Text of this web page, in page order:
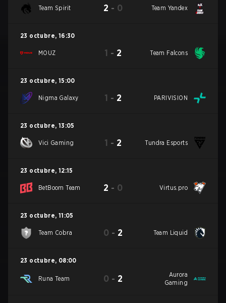
Team Spirit 2 - 0 Team Yandex
23 octubre, 16:30
MOUZ 1 - 2 Team Falcons
23 octubre, 15:00
Nigma Galaxy 1 - 2 PARIVISION
23 octubre, 13:05
Vici Gaming 1 - 2 Tundra Esports
23 octubre, 12:15
BetBoom Team 2 - 0 Virtus.pro
23 octubre, 11:05
Team Cobra 0 - 2 Team Liquid
23 octubre, 08:00
Runa Team 0 - 2
Aurora
Gaming